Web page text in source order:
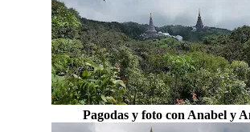
Pagodas y foto con Anabel y